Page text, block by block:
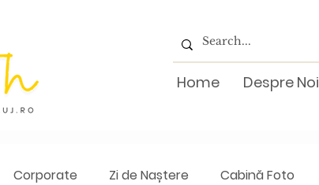
Home Despre Noi
Corporate Zi de Naștere Cabină Foto